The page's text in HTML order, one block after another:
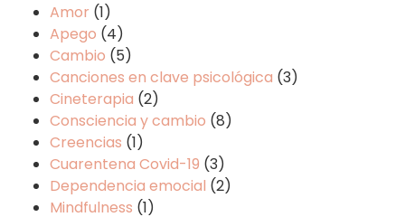
Amor (1)
Apego (4)
Cambio (5)
Canciones en clave psicológica (3)
Cineterapia (2)
Consciencia y cambio (8)
Creencias (1)
Cuarentena Covid-19 (3)
Dependencia emocial (2)
Mindfulness (1)